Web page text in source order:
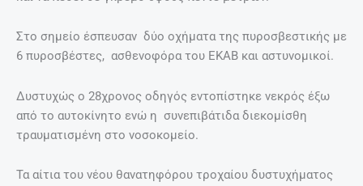
Στο σημείο έσπευσαν δύο οχήματα της πυροσβεστικής με
6 πυροσβέστες, ασθενοφόρα του ΕΚΑΒ και αστυνομικοί.
Δυστυχώς ο 28χρονος οδηγός εντοπίστηκε νεκρός έξω
από το αυτοκίνητο ενώ η συνεπιβάτιδα διεκομίσθη
τραυματισμένη στο νοσοκομείο.
Τα αίτια του νέου θανατηφόρου τροχαίου δυστυχήματος